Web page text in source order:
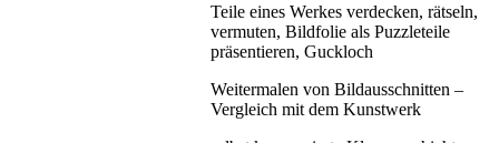
Teile eines Werkes verdecken, rätseln,
vermuten, Bildfolie als Puzzleteile
präsentieren, Guckloch
Weitermalen von Bildausschnitten –
Vergleich mit dem Kunstwerk